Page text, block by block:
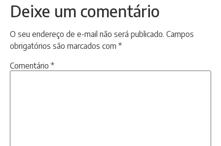
Deixe um comentário
O seu endereço de e-mail não será publicado. Campos
obrigatórios são marcados com *
Comentário *